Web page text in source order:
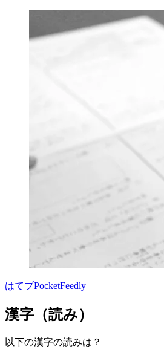
はてブPocketFeedly
漢字（読み）
以下の漢字の読みは？